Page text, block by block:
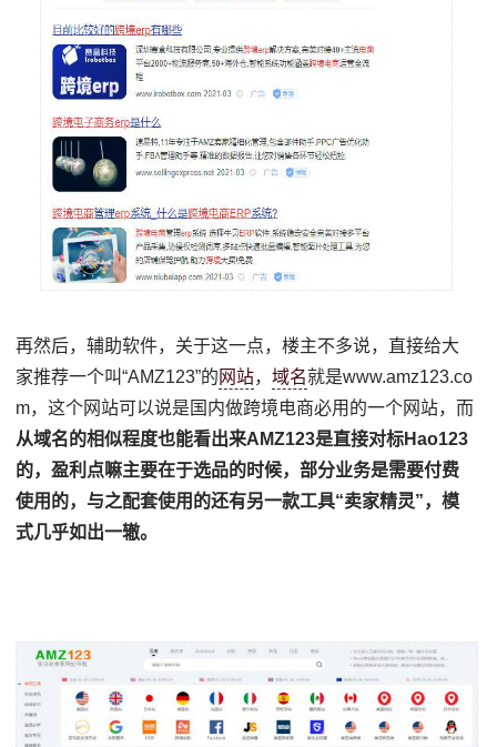
再然后，辅助软件，关于这一点，楼主不多说，直接给大
家推荐一个叫“AMZ123”的 网站，域名就是www.amz123.co
m，这个网站可以说是国内做跨境电商必用的一个网站，而
从域名的相似程度也能看出来AMZ123是直接对标Hao123
的，盈利点嘛主要在于选品的时候，部分业务是需要付费
使用的，与之配套使用的还有另一款工具“卖家精灵”，模
式几乎如出一辙。